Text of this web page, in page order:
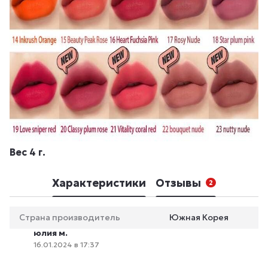
Вес 4 г.
Характеристики Отзывы 2
Страна производитель
Южная Корея
юлия м.
16.01.2024 в 17:37